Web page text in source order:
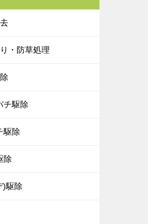
・防草処理
チ駆除
駆除
除
)駆除